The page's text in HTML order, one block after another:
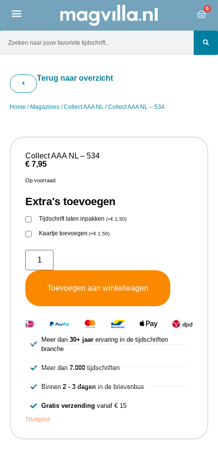
0
Terug naar overzicht
Home / Magazines /Collect AAA NL / Collect AAA NL – 534
Collect AAA NL – 534
€ 7,95
Op voorraad
Extra's toevoegen
Tijdschrift laten inpakken (+€ 1,50)
Kaartje toevoegen (+€ 1,50)
Toevoegen aan winkelwagen
Meer dan 30+ jaarervaring in de tijdschriften
branche
Meer dan 7.000tijdschriften
Binnen 2 - 3 dagenin de brievenbus
Gratis verzending vanaf € 15
Trustpilot